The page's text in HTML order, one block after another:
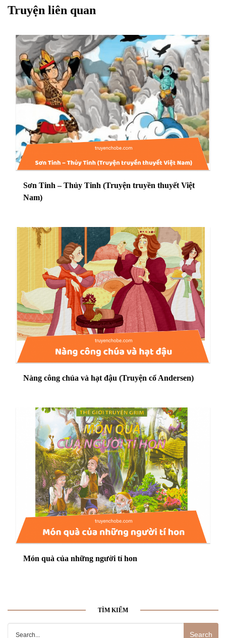
Truyện liên quan
Sơn Tinh – Thủy Tinh (Truyện truyền thuyết Việt
Nam)
Nàng công chúa và hạt đậu (Truyện cổ Andersen)
Món quà của những người tí hon
TÌM KIẾM